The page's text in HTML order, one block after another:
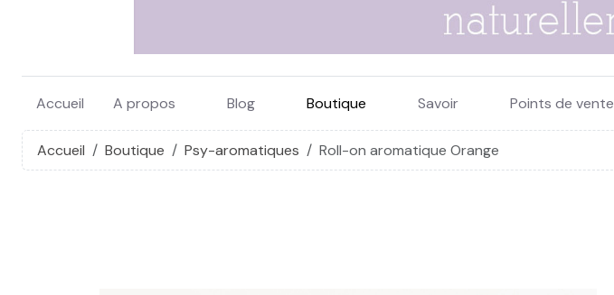
Accueil A propos Blog Boutique Savoir Points de vente
Accueil Boutique Psy-aromatiques Roll-on aromatique Orange